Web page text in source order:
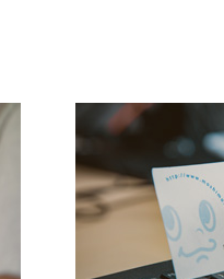
可能性の実現に向けて
提供するサービスの仕組み